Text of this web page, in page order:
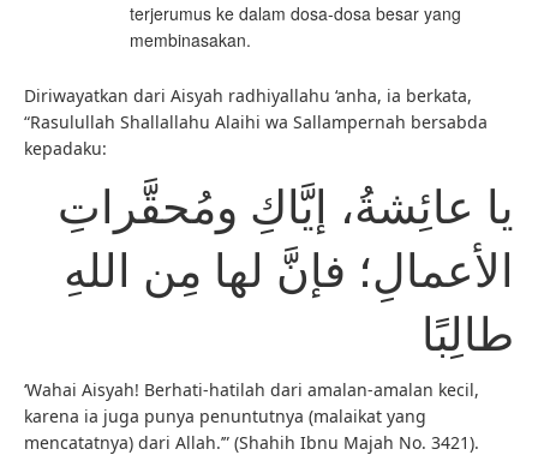
terjerumus ke dalam dosa-dosa besar yang
membinasakan.
Diriwayatkan dari Aisyah radhiyallahu ‘anha, ia berkata,
“Rasulullah Shallallahu Alaihi wa Sallampernah bersabda
kepadaku:
يا عائِشةُ، إيَّاكِ ومُحقَّراتِ
الأعمالِ؛ فإنَّ لها مِن اللهِ
طالِبًا
‘Wahai Aisyah! Berhati-hatilah dari amalan-amalan kecil,
karena ia juga punya penuntutnya (malaikat yang
mencatatnya) dari Allah.’” (Shahih Ibnu Majah No. 3421).